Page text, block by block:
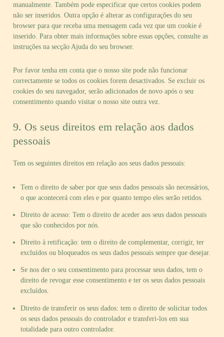
manualmente. Também pode especificar que certos cookies podem
não ser inseridos. Outra opção é alterar as configurações do seu
browser para que receba uma mensagem cada vez que um cookie é
inserido. Para obter mais informações sobre essas opções, consulte as
instruções na secção Ajuda do seu browser.
Por favor tenha em conta que o nosso site pode não funcionar
correctamente se todos os cookies forem desactivados. Se excluir os
cookies do seu navegador, serão adicionados de novo após o seu
consentimento quando visitar o nosso site outra vez.
9. Os seus direitos em relação aos dados
pessoais
Tem os seguintes direitos em relação aos seus dados pessoais:
Tem o direito de saber por que seus dados pessoais são necessários,
o que acontecerá com eles e por quanto tempo eles serão retidos.
Direito de acesso: Tem o direito de aceder aos seus dados pessoais
que são conhecidos por nós.
Direito à retificação: tem o direito de complementar, corrigir, ter
excluídos ou bloqueados os seus dados pessoais sempre que desejar.
Se nos der o seu consentimento para processar seus dados, tem o
direito de revogar esse consentimento e ter os seus dados pessoais
excluídos.
Direito de transferir os seus dados: tem o direito de solicitar todos
os seus dados pessoais do controlador e transferi-los em sua
totalidade para outro controlador.